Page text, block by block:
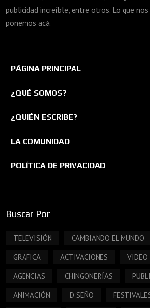
publicidad increíble, entre otros. Lo que
ponemos acá.
PÁGINA PRINCIPAL
¿QUÉ SOMOS?
¿QUIÉN ESCRIBE?
LA COMUNIDAD
POLÍTICA DE PRIVACIDAD
Buscar Por
TELEVISIÓN CAMBIANDO EL MUNDO
GRAFICA ACTIVACIONES VIDEO
AGENCIAS CHINGONERÍAS
ANIMACIÓN DISEÑO